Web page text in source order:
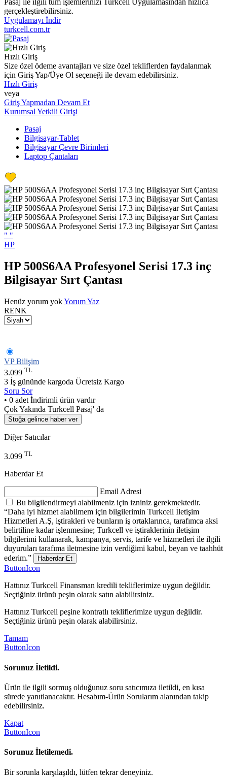
Pasaj ile ilgili tüm işlemlerinizi Turkcell Uygulamasından hızlıca
gerçekleştirebilirsiniz.
Uygulamayı İndir
turkcell.com.tr
Hızlı Giriş
Size özel ödeme avantajları ve size özel tekliflerden faydalanmak
için Giriş Yap/Üye Ol seçeneği ile devam edebilirsiniz.
Hızlı Giriş
veya
Giriş Yapmadan Devam Et
Kurumsal Yetkili Girişi
Pasaj
Bilgisayar-Tablet
Bilgisayar Çevre Birimleri
Laptop Çantaları
" "
HP
HP 500S6AA Profesyonel Serisi 17.3 inç
Bilgisayar Sırt Çantası
Henüz yorum yokYorum Yaz
RENK
VP Bilişim
3.099 TL
3 İş gününde kargoda Ücretsiz Kargo
Soru Sor
• 0 adet İndirimli ürün vardır
Çok Yakında Turkcell Pasaj' da
Stoğa gelince haber ver
Diğer Satıcılar
3.099 TL
Haberdar Et
Email Adresi
Bu bilgilendirmeyi alabilmeniz için izniniz gerekmektedir.
“Daha iyi hizmet alabilmem için bilgilerimin Turkcell İletişim
Hizmetleri A.Ş, iştirakleri ve bunların iş ortaklarınca, tarafımca aksi
belirtiline kadar işlenmesine; Turkcell ve iştiraklerinin iletişim
bilgilerimi kullanarak, kampanya, servis, tarife ve hizmetleri ile ilgili
duyuruları tarafıma iletmesine izin verdiğimi kabul, beyan ve taahhüt
ederim.”
Haberdar Et
ButtonIcon
Hattınız Turkcell Finansman kredili tekliflerimize uygun değildir.
Seçtiğiniz ürünü peşin olarak satın alabilirsiniz.
Hattınız Turkcell peşine kontratlı tekliflerimize uygun değildir.
Seçtiğiniz ürünü peşin olarak alabilirsiniz.
Tamam
ButtonIcon
Sorunuz İletildi.
Ürün ile ilgili sormuş olduğunuz soru satıcımıza iletildi, en kısa
sürede yanıtlanacaktır. Hesabım-Ürün Sorularım alanından takip
edebilirsiniz.
Kapat
ButtonIcon
Sorunuz İletilemedi.
Bir sorunla karşılaşıldı, lütfen tekrar deneyiniz.